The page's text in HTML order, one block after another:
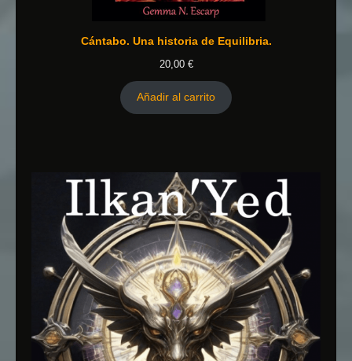
Cántabo. Una historia de Equilibria.
20,00 €
Añadir al carrito